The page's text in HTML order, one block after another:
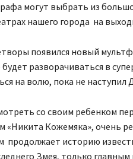
могут выбрать из
нашего города на
появился новый
разворачиваться в
на волю, пока не наступил
со своим ребенком
Кожемяка», очень
историю
Змея, только главным